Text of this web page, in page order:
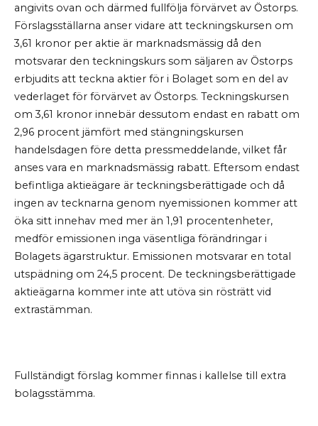
angivits ovan och därmed fullfölja förvärvet av Östorps.
Förslagsställarna anser vidare att teckningskursen om
3,61 kronor per aktie är marknadsmässig då den
motsvarar den teckningskurs som säljaren av Östorps
erbjudits att teckna aktier för i Bolaget som en del av
vederlaget för förvärvet av Östorps. Teckningskursen
om 3,61 kronor innebär dessutom endast en rabatt om
2,96 procent jämfört med stängningskursen
handelsdagen före detta pressmeddelande, vilket får
anses vara en marknadsmässig rabatt. Eftersom endast
befintliga aktieägare är teckningsberättigade och då
ingen av tecknarna genom nyemissionen kommer att
öka sitt innehav med mer än 1,91 procentenheter,
medför emissionen inga väsentliga förändringar i
Bolagets ägarstruktur. Emissionen motsvarar en total
utspädning om 24,5 procent. De teckningsberättigade
aktieägarna kommer inte att utöva sin rösträtt vid
extrastämman.
Fullständigt förslag kommer finnas i kallelse till extra
bolagsstämma.